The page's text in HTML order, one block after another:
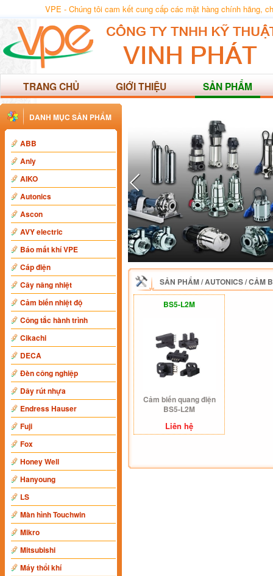
VPE - Chúng tôi cam kết cung cấp các mặt hàng chính hãng,
TRANG CHỦ GIỚI THIỆU SẢN PHẨM
DANH MỤC SẢN PHẨM
ABB
Anly
AIKO
Autonics
Ascon
AVY electric
Báo mất khí VPE
Cáp điện
Cây nâng nhiệt
Cảm biến nhiệt độ
Công tắc hành trình
Cikachi
DECA
Đèn công nghiệp
Dây rút nhựa
Endress Hauser
Fuji
Fox
Honey Well
Hanyoung
LS
Màn hình Touchwin
Mikro
Mitsubishi
Máy thổi khí
SẢN PHẨM/AUTONICS/CẢM
BS5-L2M
Cảm biến quang điện
BS5-L2M
Liên hệ